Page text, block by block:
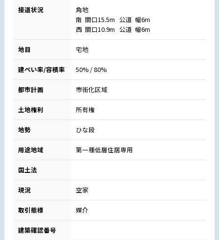
接道状況
角地
南 間口15.5m 公道 幅6m
西 間口10.9m 公道 幅6m
地目 宅地
建ぺい率/容積率 50% / 80%
都市計画 市街化区域
土地権利 所有権
地勢 ひな段
用途地域 第一種低層住居専用
国土法
現況 空家
取引態様 媒介
建築確認番号